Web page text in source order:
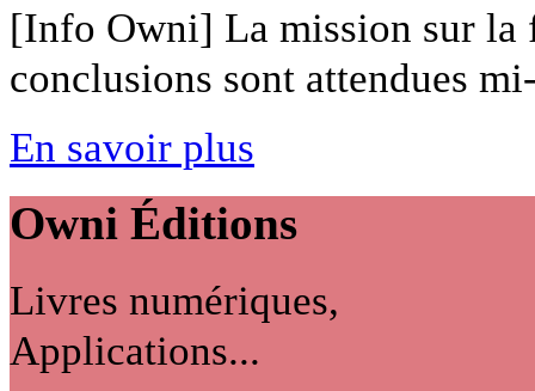
[Info Owni] La mission sur la
conclusions sont attendues
En savoir plus
Owni Éditions
Livres numériques,
Applications...